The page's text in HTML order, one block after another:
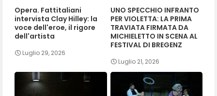
Opera. Fattitaliani
intervista Clay Hilley: la
voce dell'eroe, il rigore
dell'artista
Luglio 29, 2026
UNO SPECCHIO INFRANTO
PER VIOLETTA: LA PRIMA
TRAVIATA FIRMATA DA
MICHIELETTO IN SCENA AL
FESTIVAL DI BREGENZ
Luglio 21, 2026